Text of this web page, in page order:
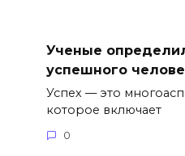
Ученые
успешного
Успех — это
которое включает
0